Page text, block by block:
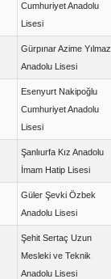
Cumhuriyet Anadolu
Lisesi
Gürpınar Azime Yılmaz
Anadolu Lisesi
Esenyurt Nakipoğlu
Cumhuriyet Anadolu
Lisesi
Şanlıurfa Kız Anadolu
İmam Hatip Lisesi
Güler Şevki Özbek
Anadolu Lisesi
Şehit Sertaç Uzun
Mesleki ve Teknik
Anadolu Lisesi